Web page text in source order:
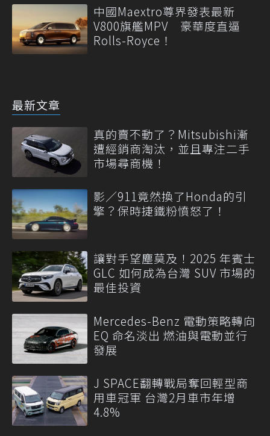
中國Maextro尊界發表最新
V800旗艦MPV 豪華度直逼
Rolls-Royce！
最新文章
真的賣不動了？Mitsubishi漸
遭經銷商淘汰，並且專注二手
市場尋商機！
影／911竟然換了Honda的引
擎？保時捷鐵粉憤怒了！
讓對手望塵莫及！2025 年賓士
GLC 如何成為台灣 SUV 市場的
最佳投資
Mercedes-Benz 電動策略轉向
EQ 命名淡出 燃油與電動並行
發展
J SPACE翻轉戰局奪回輕型商
用車冠軍 台灣2月車市年增
4.8%